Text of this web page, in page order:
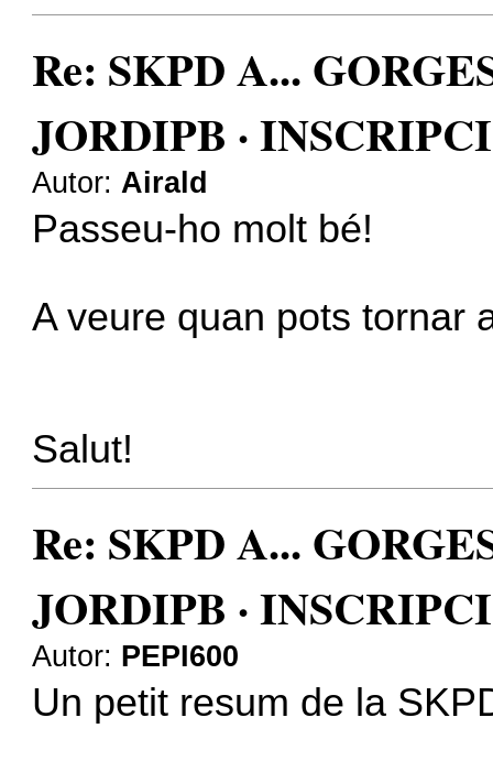
Re: SKPD A...
JORDIPB ·
Autor: Airald
Passeu-ho molt bé!
A veure quan pots tornar
Salut!
Re: SKPD A...
JORDIPB ·
Autor: PEPI600
Un petit resum de la